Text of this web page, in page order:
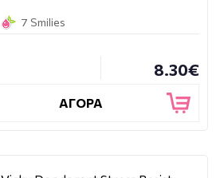
7 Smilies
8.30€
ΑΓΟΡΑ